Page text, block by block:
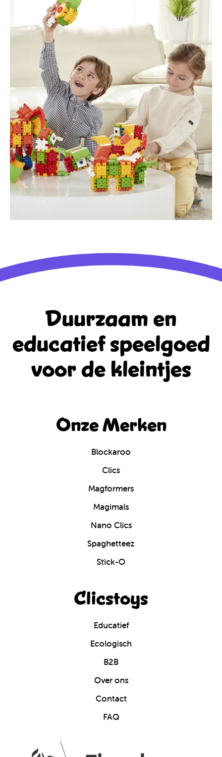
Duurzaam en
educatiefspeelgoed
voor de kleintjes
Onze Merken
Blockaroo
Clics
Magformers
Magimals
Nano Clics
Spaghetteez
Stick-O
Clicstoys
Educatief
Ecologisch
B2B
Over ons
Contact
FAQ